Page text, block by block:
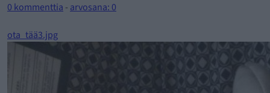
0 kommenttia - arvosana: 0
ota_tää3.jpg